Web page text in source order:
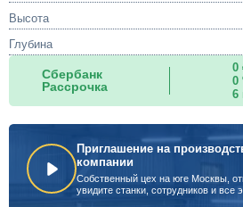
Высота
Глубина
Сбербанк
Рассрочка
0
0
6
Приглашение на
компании
Собственный цех на юге Москвы,
увидите станки, сотрудников и все